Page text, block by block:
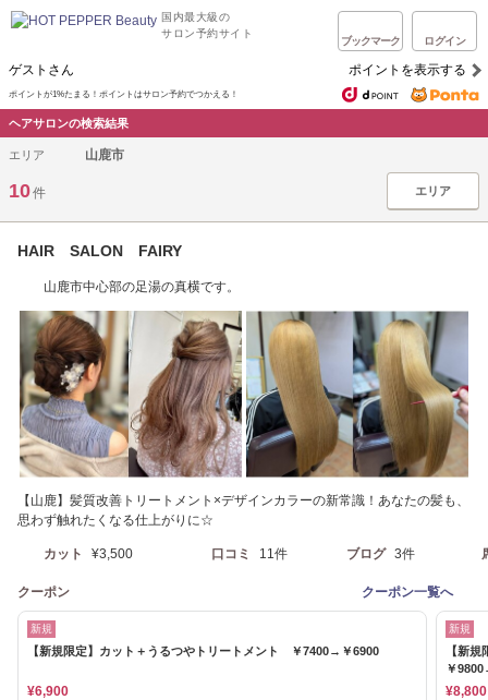
国内最大級の
サロン予約サイト
ブックマーク ログイン
ゲストさん ポイントを表示する
ポイントが1%たまる！ポイントはサロン予約でつかえる！
ヘアサロンの検索結果
エリア 山鹿市
10件 エリア
HAIR SALON FAIRY
山鹿市中心部の足湯の真横です。
【山鹿】髪質改善トリートメント×デザインカラーの新常識！あなたの髪も、
思わず触れたくなる仕上がりに☆
カット ¥3,500 口コミ 11件 ブログ 3件
クーポン クーポン一覧へ
新規
【新規限定】カット＋うるつやトリートメント ￥7400→￥6900
¥6,900
新規
【新
￥
¥8,800